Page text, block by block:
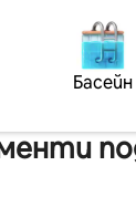
от
място.
Басейн